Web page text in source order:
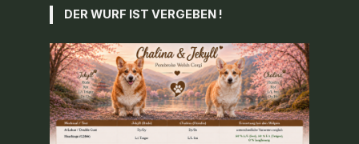
DER WURF IST VERGEBEN !